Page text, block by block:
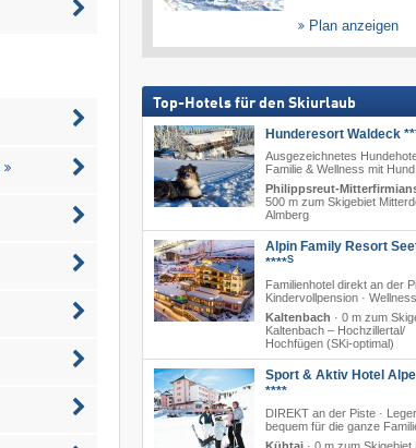
Plan anzeigen
Top-Hotels für den Skiurlaub
Hunderesort Waldeck
Ausgezeichnetes
Familie & Wellness mit Hund
Philippsreut-
500 m zum Skigebiet
Almberg
Alpin Family Resort
****S
Familienhotel direkt an der
Kindervollpension · Wellness
Kaltenbach · 0 m zum
Kaltenbach – Hochzillertal/​
Hochfügen (SKi-optimal)
Sport & Aktiv Hotel
****
DIREKT an der Piste ·
bequem für die ganze